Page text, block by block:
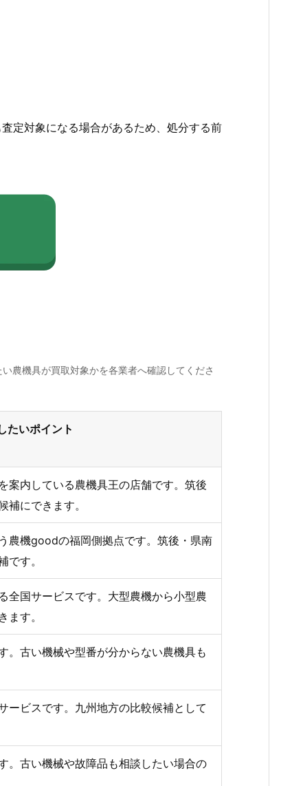
定対象になる場合があるため、処分する前
農機具が買取対象かを各業者へ確認してくださ
たいポイント
案内している農機具王の店舗です。筑後
補にできます。
農機goodの福岡側拠点です。筑後・県南
です。
全国サービスです。大型農機から小型農
ます。
。古い機械や型番が分からない農機具も
ービスです。九州地方の比較候補として
。古い機械や故障品も相談したい場合の